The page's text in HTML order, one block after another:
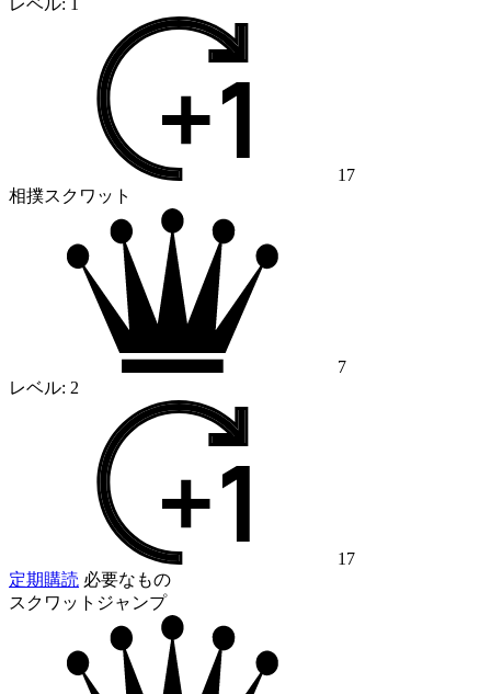
レベル: 1
17
相撲スクワット
7
レベル: 2
17
定期購読 必要なもの
スクワットジャンプ